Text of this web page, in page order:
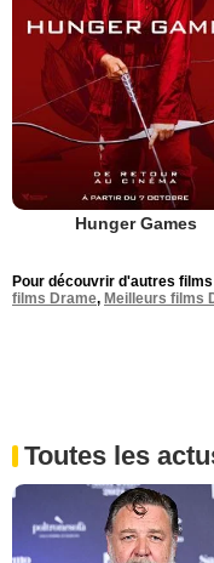
Hunger Games
Pour découvrir d'autres films
films Drame, Meilleurs films
Toutes les